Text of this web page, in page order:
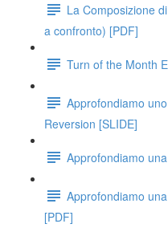
La Composizione
a confronto) [PDF]
Turn of the Month
Approfondiamo
Reversion [SLIDE]
Approfondiamo
Approfondiamo
[PDF]